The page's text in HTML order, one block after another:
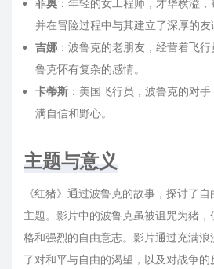
菲奥 ：年轻的女工程师，才华横溢
并在冒险过程中与其建立了深厚的友
吉娜 ：波鲁克的老朋友，经营着飞
鲁克怀有复杂的感情。
卡蒂斯 ：美国飞行员，波鲁克的对
满自信和野心。
主题与意义
《红猪》通过波鲁克的故事，探讨了
主题。影片中的波鲁克虽被诅咒为猪
格和强烈的自由意志。影片通过充满
了对和平与自由的渴望，以及对战争的